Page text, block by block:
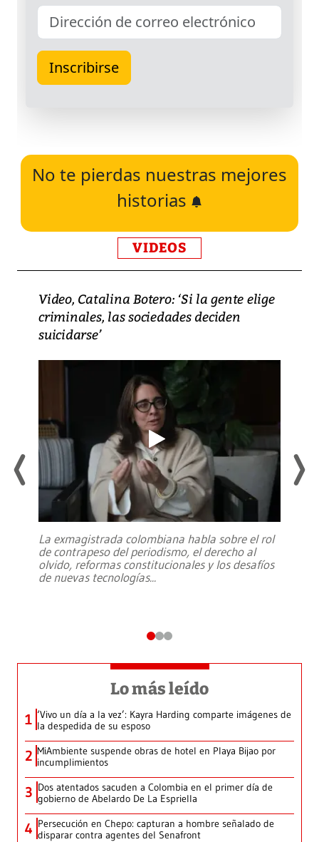
No te pierdas nuestras mejores
historias
VIDEOS
Video, Catalina Botero: ‘Si la gente elige
criminales, las sociedades deciden
suicidarse’
La exmagistrada colombiana habla sobre el rol
de contrapeso del periodismo, el derecho al
olvido, reformas constitucionales y los desafíos
de nuevas tecnologías...
Lo más leído
1 ‘Vivo un día a la vez’: Kayra Harding comparte imágenes de
la despedida de su esposo
2 MiAmbiente suspende obras de hotel en Playa Bijao por
incumplimientos
3 Dos atentados sacuden a Colombia en el primer día de
gobierno de Abelardo De La Espriella
4 Persecución en Chepo: capturan a hombre señalado de
disparar contra agentes del Senafront